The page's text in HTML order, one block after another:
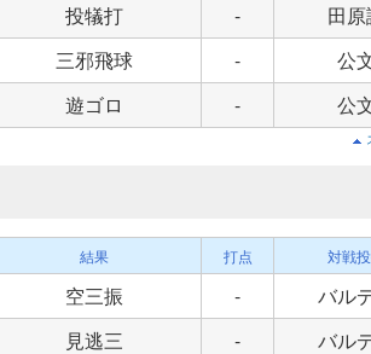
投犠打 -
田原
三邪飛球 -
公
遊ゴロ - 公
結果 打点 対戦
空三振 -
バル
見逃三 - バル